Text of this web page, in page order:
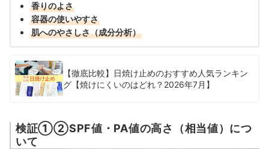
香りのよさ
容器の使いやすさ
肌へのやさしさ（成分分析）
【徹底比較】日焼け止めのおすすめ人気ランキン
グ【焼けにくいのはどれ？2026年7月】
検証①②SPF値・PA値の高さ（相当値）につ
いて